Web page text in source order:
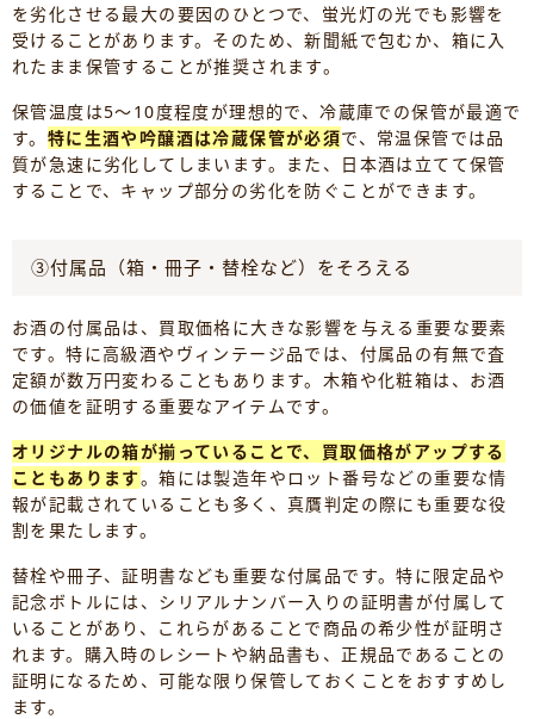
を劣化させる最大の要因のひとつで、蛍光灯の光でも影響を
受けることがあります。そのため、新聞紙で包むか、箱に入
れたまま保管することが推奨されます。
保管温度は5～10度程度が理想的で、冷蔵庫での保管が最適で
す。 特に生酒や吟醸酒は冷蔵保管が必須で、常温保管では品
質が急速に劣化してしまいます。また、日本酒は立てて保管
することで、キャップ部分の劣化を防ぐことができます。
③付属品（箱・冊子・替栓など）をそろえる
お酒の付属品は、買取価格に大きな影響を与える重要な要素
です。特に高級酒やヴィンテージ品では、付属品の有無で査
定額が数万円変わることもあります。木箱や化粧箱は、お酒
の価値を証明する重要なアイテムです。
オリジナルの箱が揃っていることで、買取価格がアップする
こともあります。箱には製造年やロット番号などの重要な情
報が記載されていることも多く、真贋判定の際にも重要な役
割を果たします。
替栓や冊子、証明書なども重要な付属品です。特に限定品や
記念ボトルには、シリアルナンバー入りの証明書が付属して
いることがあり、これらがあることで商品の希少性が証明さ
れます。購入時のレシートや納品書も、正規品であることの
証明になるため、可能な限り保管しておくことをおすすめし
ます。